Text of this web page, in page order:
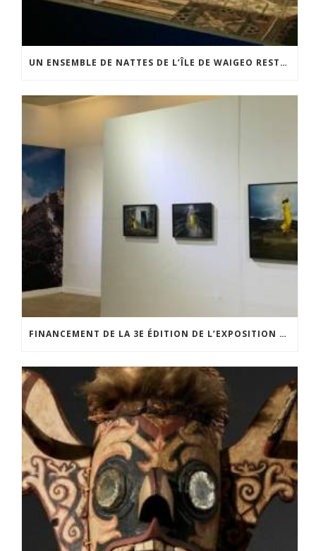
UN ENSEMBLE DE NATTES DE L’ÎLE DE WAIGEO RESTAURÉ GRÂCE AU SOUTIEN DU CERCLE LÉVI-STRAUSS
FINANCEMENT DE LA 3E ÉDITION DE L’EXPOSITION DU PRIX POUR LA PHOTOGRAPHIE PAR LE CERCLE POUR LA PHOTOGRAPHIE ET L’ART CONTEMPORAIN